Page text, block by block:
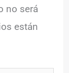
no será
están